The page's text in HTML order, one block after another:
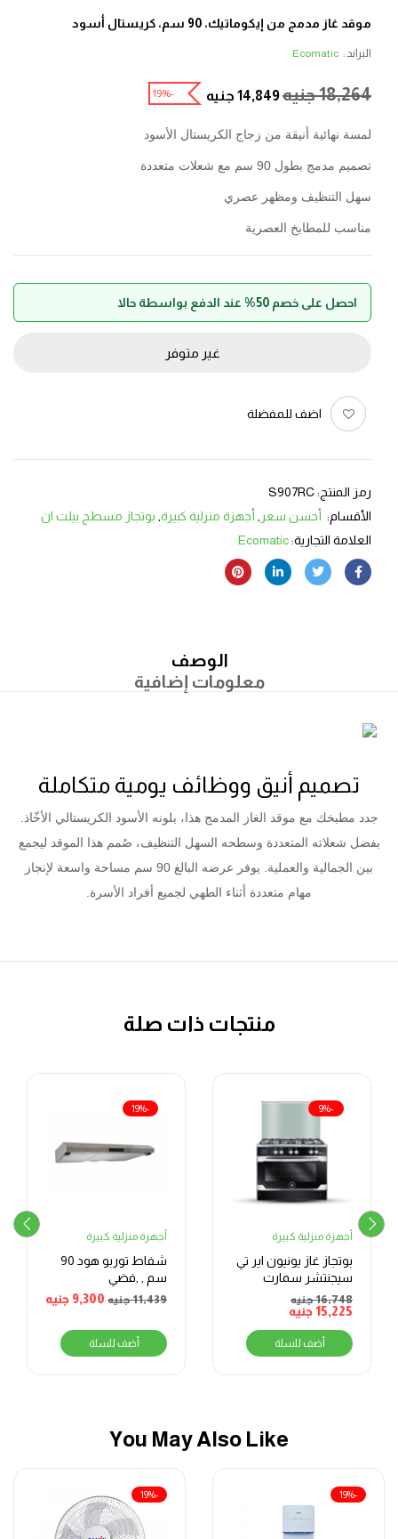
موقد غاز مدمج من إيكوماتيك، 90 سم، كريستال أسود
البراند : Ecomatic
18,264جنيه14,849 جنيه -19%
لمسة نهائية أنيقة من زجاج الكريستال الأسود
تصميم مدمج بطول 90 سم مع شعلات متعددة
سهل التنظيف ومظهر عصري
مناسب للمطابخ العصرية
احصل على خصم 50% عند الدفع بواسطة حالا
غير متوفر
اضف للمفضلة
رمز المنتج:S907RC
الأقسام: أحسن سعر أجهزة منزلية كبيرة بوتجاز مسطح بيلت ان
العلامة التجارية:Ecomatic
الوصف
معلومات إضافية
تصميم أنيق ووظائف يومية متكاملة
جدد مطبخك مع موقد الغاز المدمج هذا، بلونه الأسود الكريستالي الأخّاذ.
بفضل شعلاته المتعددة وسطحه السهل التنظيف، صُمم هذا الموقد ليجمع
بين الجمالية والعملية. يوفر عرضه البالغ 90 سم مساحة واسعة لإنجاز
مهام متعددة أثناء الطهي لجميع أفراد الأسرة.
منتجات ذات صلة
-9%
أجهزة منزلية كبيرة
بوتجاز غاز يونيون اير تي
سيجنتشر سمارت
أسود
16,748جنيه
15,225جنيه
أضف للسلة
-19%
أجهزة منزلية كبيرة
شفاط توربو هود 90
سم , ,فضي
11,439جنيه 9,300 جنيه
أضف للسلة
You May Also Like
-19%
-19%